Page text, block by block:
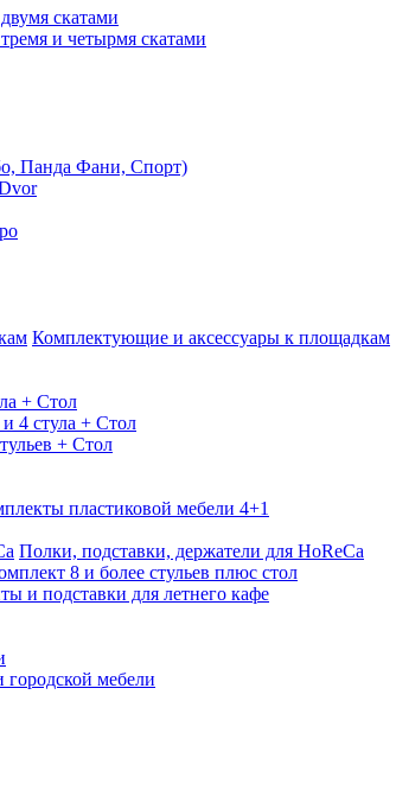
скатами
и четырмя скатами
Панда Фани, Спорт)
Комплектующие и аксессуары к площадкам
+ Стол
4 стула + Стол
+ Стол
пластиковой мебели 4+1
Полки, подставки, держатели для HoReCa
8 и более стульев плюс стол
и подставки для летнего кафе
городской мебели